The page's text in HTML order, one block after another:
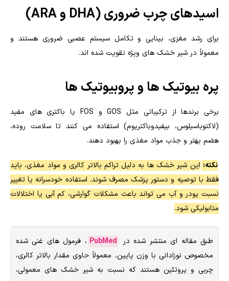
اسیدهای چرب ضروری (DHA و ARA)
برای رشد مغزی، بینایی و تکامل سیستم عصبی ضروری هستند و
معمولاً در شیر خشک های ویژه تقویت شده اند.
پره بیوتیک ها و پروبیوتیک ها
برخی برندها از ترکیباتی مثل GOS و FOS یا باکتری های مفید
(لاکتوباسیلوس، بیفیدوباکتریوم) استفاده می کنند تا سلامت روده،
هضم بهتر و جذب مواد مغذی را بهبود دهند.
نکته: این شیر خشک ها به دلیل تراکم بالاتر کالری و مواد مغذی، باید
فقط با توصیه و دستور پزشک مصرف شوند. استفاده خودسرانه یا تغییر
نسبت پودر و آب می تواند باعث مشکلات گوارشی، کم آبی یا اختلالات
متابولیکی شود.
طبق مقاله ای منتشر شده در PubMed ، فرمول های غنی شده
مخصوص نوزادانی با وزن پایین، معمولاً حاوی مقدار بالاتر کالری،
چربی و پروتئین هستند که نسبت به شیر خشک های معمولی،